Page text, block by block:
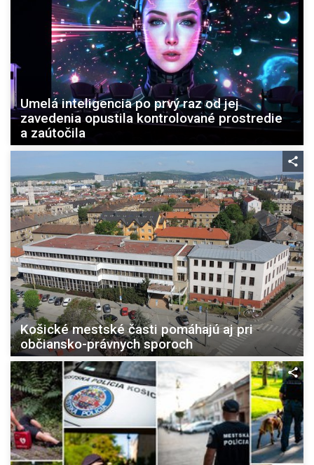
Umelá inteligencia po prvý raz od jej
zavedenia opustila kontrolované prostredie
a zaútočila
Košické mestské časti pomáhajú aj pri
občiansko-právnych sporoch